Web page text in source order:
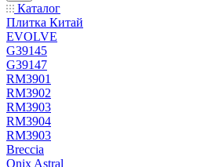
Каталог
Плитка Китай
EVOLVE
G39145
G39147
RM3901
RM3902
RM3903
RM3904
RM3903
Breccia
Onix Astral